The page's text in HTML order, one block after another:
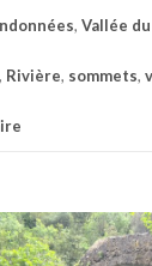
, Vallée
, Rivière, sommets,